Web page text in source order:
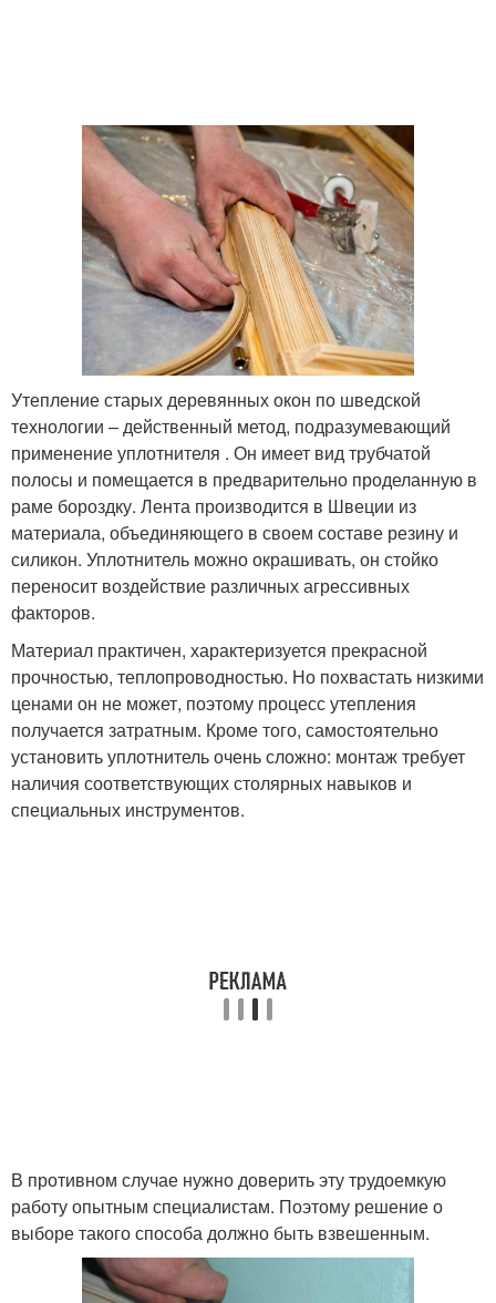
Утепление старых деревянных окон по шведской
технологии – действенный метод, подразумевающий
применение уплотнителя . Он имеет вид трубчатой
полосы и помещается в предварительно проделанную в
раме бороздку. Лента производится в Швеции из
материала, объединяющего в своем составе резину и
силикон. Уплотнитель можно окрашивать, он стойко
переносит воздействие различных агрессивных
факторов.
Материал практичен, характеризуется прекрасной
прочностью, теплопроводностью. Но похвастать низкими
ценами он не может, поэтому процесс утепления
получается затратным. Кроме того, самостоятельно
установить уплотнитель очень сложно: монтаж требует
наличия соответствующих столярных навыков и
специальных инструментов.
В противном случае нужно доверить эту трудоемкую
работу опытным специалистам. Поэтому решение о
выборе такого способа должно быть взвешенным.